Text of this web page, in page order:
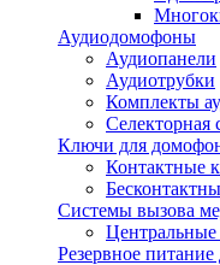
Аудиодомофоны
Аудиопанели
Аудиотрубки
Комплекты
Селекторная
Ключи для
Контактные
Системы вызова
Центральные
Резервное питание